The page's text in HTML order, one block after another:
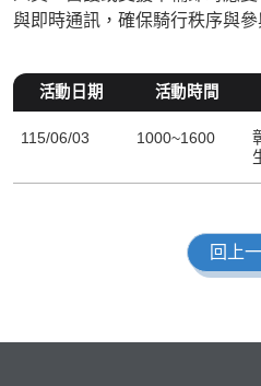
與即時通訊，確保騎行秩序與參
活動日期 活動時間
115/06/03 1000~1600
回上